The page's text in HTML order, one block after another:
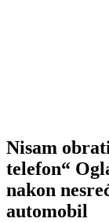
Nisam
telefon“
nakon
automobil